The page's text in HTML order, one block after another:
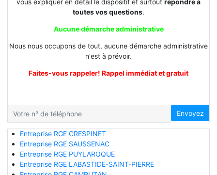
toutes vos questions.
Aucune démarche administrative
Nous nous occupons de tout, aucune démarche administrative
n'est à prévoir.
Faites-vous rappeler! Rappel immédiat et gratuit
Envoyez
Entreprise RGE CRESPINET
Entreprise RGE SAUSSENAC
Entreprise RGE PUYLAROQUE
Entreprise RGE LABASTIDE-SAINT-PIERRE